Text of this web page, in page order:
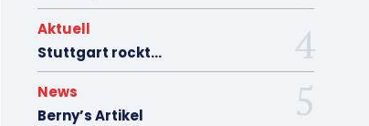
Aktuell
Stuttgart rockt…
News
Berny’s Artikel